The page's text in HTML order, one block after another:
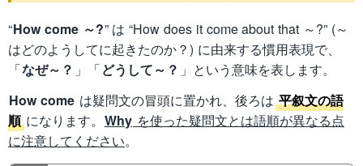
“How come ～?” は “How does it come about that ～?” (～
はどのようしてに起きたのか？) に由来する慣用表現で、
「なぜ～？ 」「どうして～？ 」という意味を表します。
How come は疑問文の冒頭に置かれ、後ろは 平叙文の語
順 になります。 Why を使った疑問文とは語順が異なる点
に注意してください。